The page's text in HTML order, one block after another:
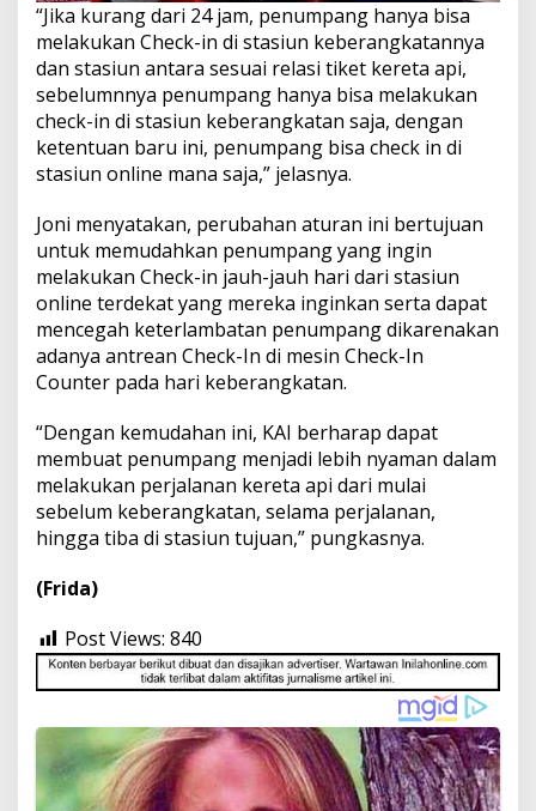
“Jika kurang dari 24 jam, penumpang hanya bisa
melakukan Check-in di stasiun keberangkatannya
dan stasiun antara sesuai relasi tiket kereta api,
sebelumnnya penumpang hanya bisa melakukan
check-in di stasiun keberangkatan saja, dengan
ketentuan baru ini, penumpang bisa check in di
stasiun online mana saja,” jelasnya.
Joni menyatakan, perubahan aturan ini bertujuan
untuk memudahkan penumpang yang ingin
melakukan Check-in jauh-jauh hari dari stasiun
online terdekat yang mereka inginkan serta dapat
mencegah keterlambatan penumpang dikarenakan
adanya antrean Check-In di mesin Check-In
Counter pada hari keberangkatan.
“Dengan kemudahan ini, KAI berharap dapat
membuat penumpang menjadi lebih nyaman dalam
melakukan perjalanan kereta api dari mulai
sebelum keberangkatan, selama perjalanan,
hingga tiba di stasiun tujuan,” pungkasnya.
(Frida)
Post Views: 840